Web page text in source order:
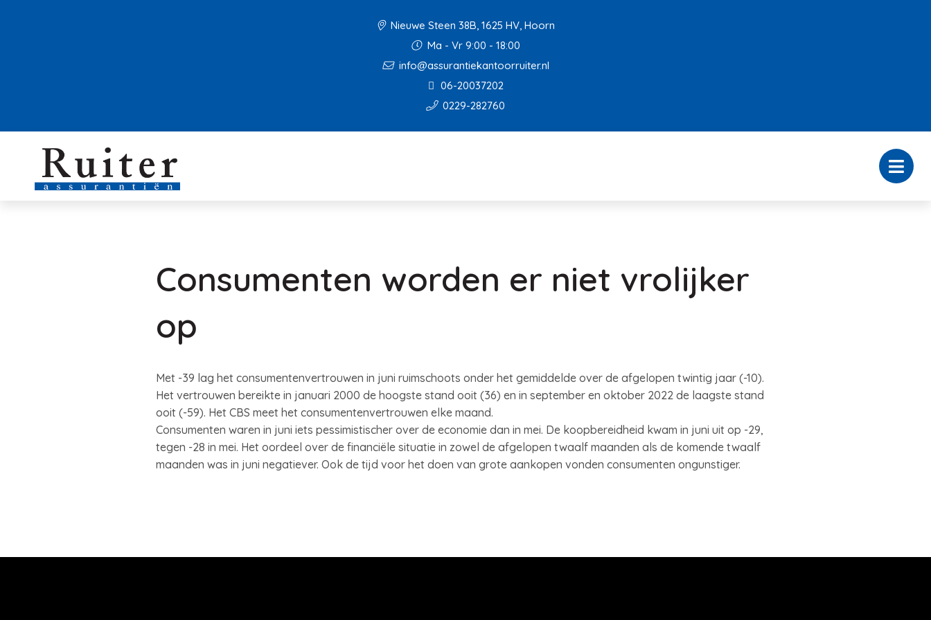
Nieuwe Steen 38B, 1625 HV, Hoorn
Ma - Vr 9:00 - 18:00
info@assurantiekantoorruiter.nl
06-20037202
0229-282760
Consumenten worden er niet vrolijker
op
Met -39 lag het consumentenvertrouwen in juni ruimschoots onder het gemiddelde over de afgelopen twintig jaar (-10).
Het vertrouwen bereikte in januari 2000 de hoogste stand ooit (36) en in september en oktober 2022 de laagste stand
ooit (-59). Het CBS meet het consumentenvertrouwen elke maand.
Consumenten waren in juni iets pessimistischer over de economie dan in mei. De koopbereidheid kwam in juni uit op -29,
tegen -28 in mei. Het oordeel over de financiële situatie in zowel de afgelopen twaalf maanden als de komende twaalf
maanden was in juni negatiever. Ook de tijd voor het doen van grote aankopen vonden consumenten ongunstiger.